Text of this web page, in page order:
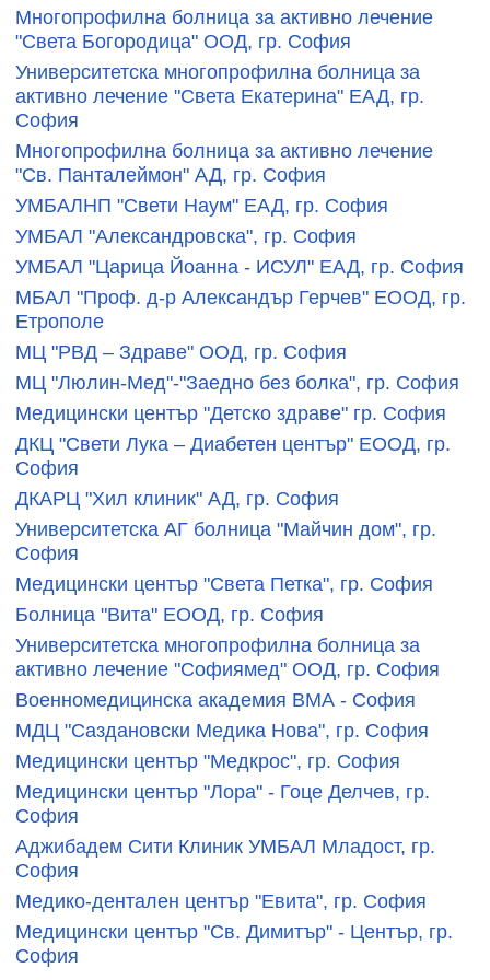
Многопрофилна болница за активно лечение
"Света Богородица" ООД, гр. София
Университетска многопрофилна болница за
активно лечение "Света Екатерина" ЕАД, гр.
София
Многопрофилна болница за активно лечение
"Св. Панталеймон" АД, гр. София
УМБАЛНП "Свети Наум" ЕАД, гр. София
УМБАЛ "Александровска", гр. София
УМБАЛ "Царица Йоанна - ИСУЛ" ЕАД, гр. София
МБАЛ "Проф. д-р Александър Герчев" ЕООД, гр.
Етрополе
МЦ "РВД – Здраве" ООД, гр. София
МЦ "Люлин-Мед"-"Заедно без болка", гр. София
Медицински център "Детско здраве" гр. София
ДКЦ "Свети Лука – Диабетен център" ЕООД, гр.
София
ДКАРЦ "Хил клиник" АД, гр. София
Университетска АГ болница "Майчин дом", гр.
София
Медицински център "Света Петка", гр. София
Болница "Вита" ЕООД, гр. София
Университетска многопрофилна болница за
активно лечение "Софиямед" ООД, гр. София
Военномедицинска академия ВМА - София
МДЦ "Саздановски Медика Нова", гр. София
Медицински център "Медкрос", гр. София
Медицински център "Лора" - Гоце Делчев, гр.
София
Аджибадем Сити Клиник УМБАЛ Младост, гр.
София
Медико-дентален център "Евита", гр. София
Медицински център "Св. Димитър" - Център, гр.
София